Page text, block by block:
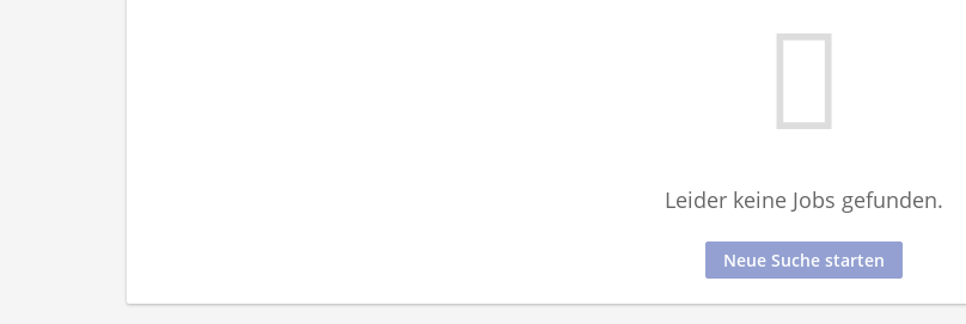
Leider keine Jobs gefunden.
Neue Suche starten